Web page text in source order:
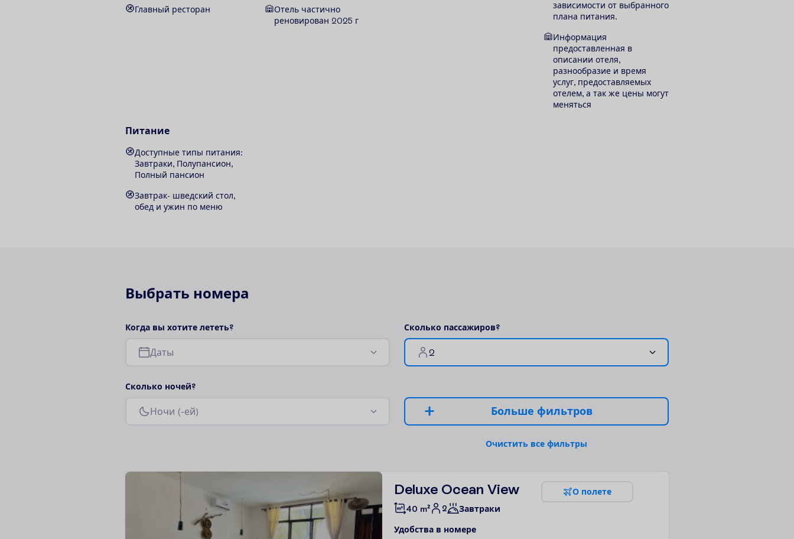
Главный ресторан
Отель частично
реновирован 2025 г
зависимости от выбранного
плана питания.
Информация
предоставленная в
описании отеля,
разнообразие и время
услуг, предоставляемых
отелем, а так же цены могут
меняться
Питание
Доступные типы питания:
Завтраки, Полупансион,
Полный пансион
Завтрак- шведский стол,
обед и ужин по меню
Выбрать номера
Когда вы хотите лететь?
Даты
Сколько пассажиров?
2
Сколько ночей?
Ночи (-ей) Больше фильтров
Очистить все фильтры
Deluxe Ocean View
40 m² 2 Завтраки
Удобства в номере
О полете